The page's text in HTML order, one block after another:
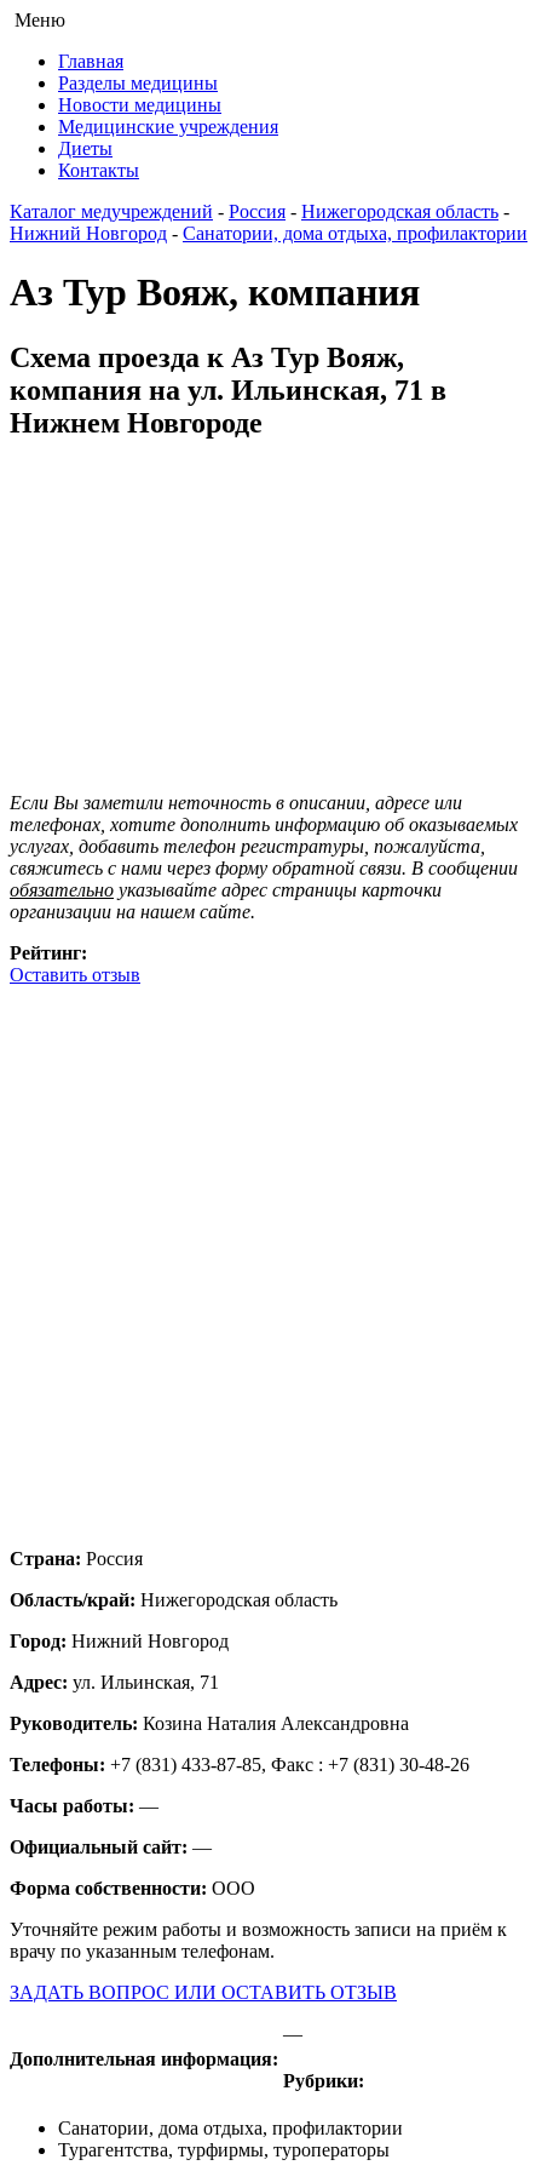
Меню
Главная
Разделы медицины
Новости медицины
Медицинские учреждения
Диеты
Контакты
Каталог медучреждений - Россия - Нижегородская область -
Нижний Новгород - Санатории, дома отдыха, профилактории
Аз Тур Вояж, компания
Схема проезда к Аз Тур Вояж,
компания на ул. Ильинская, 71 в
Нижнем Новгороде
Если Вы заметили неточность в описании, адресе или
телефонах, хотите дополнить информацию об оказываемых
услугах, добавить телефон регистратуры, пожалуйста,
свяжитесь с нами через форму обратной связи. В сообщении
обязательно указывайте адрес страницы карточки
организации на нашем сайте.
Рейтинг:
Оставить отзыв
Страна: Россия
Область/край: Нижегородская область
Город: Нижний Новгород
Адрес: ул. Ильинская, 71
Руководитель: Козина Наталия Александровна
Телефоны: +7 (831) 433-87-85, Факс : +7 (831) 30-48-26
Часы работы: —
Официальный сайт: —
Форма собственности: ООО
Уточняйте режим работы и возможность записи на приём к
врачу по указанным телефонам.
ЗАДАТЬ ВОПРОС ИЛИ ОСТАВИТЬ ОТЗЫВ
Дополнительная информация:
—
Рубрики:
Санатории, дома отдыха, профилактории
Турагентства, турфирмы, туроператоры